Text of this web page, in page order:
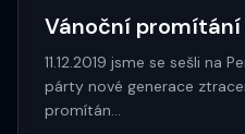
Vánoční promítání
11.12.2019 jsme se sešli na
párty nové generace
promítán…